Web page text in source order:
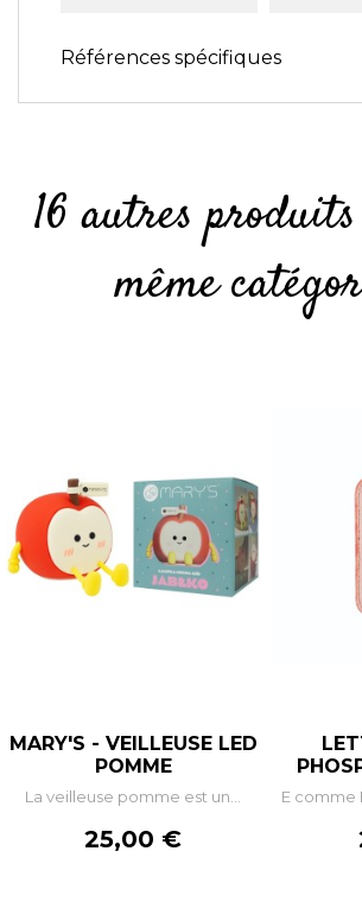
Références spécifiques
16 autres
même
MARY'S - VEILLEUSE LED
POMME
La veilleuse pomme est un...
Prix
25,00 €
E comme